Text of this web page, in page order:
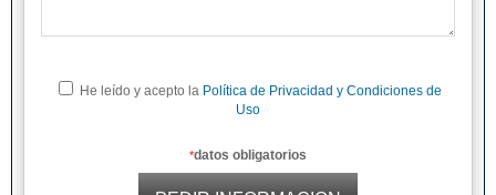
He leído y acepto la Política de Privacidad y Condiciones de
Uso
*datos obligatorios